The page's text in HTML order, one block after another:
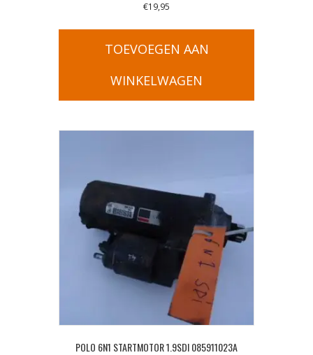
€19,95
TOEVOEGEN AAN
WINKELWAGEN
POLO 6N1 STARTMOTOR 1.9SDI 085911023A